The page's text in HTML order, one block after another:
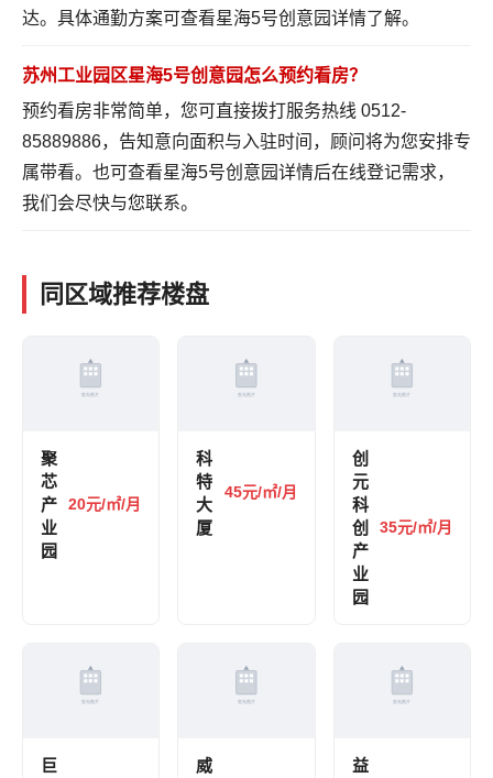
达。具体通勤方案可查看星海5号创意园详情了解。
苏州工业园区星海5号创意园怎么预约看房？
预约看房非常简单，您可直接拨打服务热线 0512-
85889886，告知意向面积与入驻时间，顾问将为您安排专
属带看。也可查看星海5号创意园详情后在线登记需求，
我们会尽快与您联系。
同区域推荐楼盘
聚
芯
产
业
园
20元/㎡/月
科
特
大
厦
45元/㎡/月
创
元
科
创
产
业
园
35元/㎡/月
巨
威
益